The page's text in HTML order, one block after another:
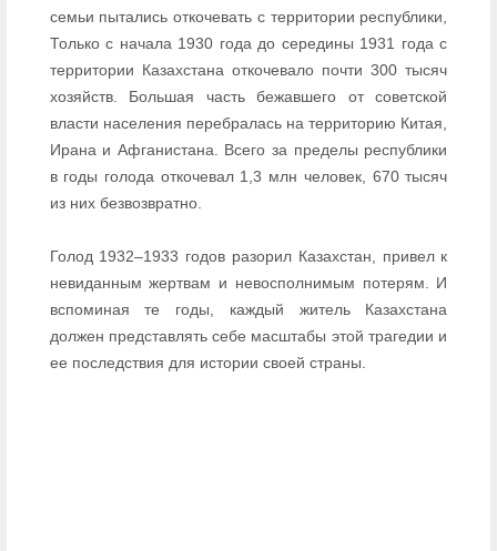
семьи пытались откочевать с территории республики,
Только с начала 1930 года до середины 1931 года с
территории Казахстана откочевало почти 300 тысяч
хозяйств. Большая часть бежавшего от советской
власти населения перебралась на территорию Китая,
Ирана и Афганистана. Всего за пределы республики
в годы голода откочевал 1,3 млн человек, 670 тысяч
из них безвозвратно.
Голод 1932–1933 годов разорил Казахстан, привел к
невиданным жертвам и невосполнимым потерям. И
вспоминая те годы, каждый житель Казахстана
должен представлять себе масштабы этой трагедии и
ее последствия для истории своей страны.